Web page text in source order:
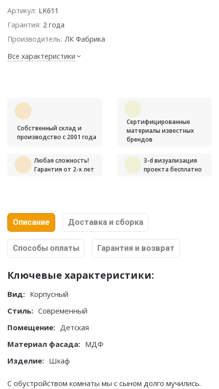
Артикул: LK611
Гарантия: 2 года
Производитель: ЛК Фабрика
Все характеристики
Собственный склад и
производство с 2001 года
Сертифицированные
материалы известных
брендов
Любая сложность!
Гарантия от 2-х лет
3-d визуализация
проекта бесплатно
Описание Доставка и сборка
Способы оплаты Гарантия и возврат
Ключевые характеристики:
Вид: Корпусный
Стиль: Современный
Помещение: Детская
Материал фасада: МДФ
Изделие: Шкаф
С обустройством комнаты мы с сыном долго мучились.